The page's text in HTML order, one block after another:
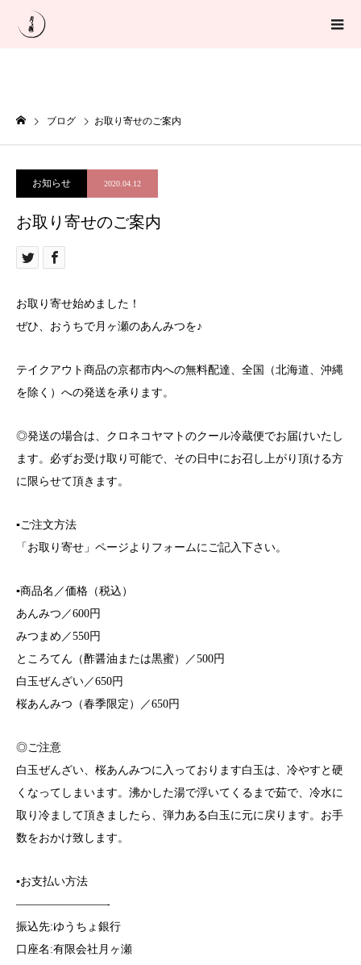
ブログ お取り寄せのご案内
お知らせ 2020.04.12
お取り寄せのご案内
お取り寄せ始めました！
ぜひ、おうちで月ヶ瀬のあんみつを♪
テイクアウト商品の京都市内への無料配達、全国（北海道、沖縄
を除く）への発送を承ります。
◎発送の場合は、クロネコヤマトのクール冷蔵便でお届けいたし
ます。必ずお受け取り可能で、その日中にお召し上がり頂ける方
に限らせて頂きます。
▪️ご注文方法
「お取り寄せ」ページよりフォームにご記入下さい。
▪️商品名／価格（税込）
あんみつ／600円
みつまめ／550円
ところてん（酢醤油または黒蜜）／500円
白玉ぜんざい／650円
桜あんみつ（春季限定）／650円
◎ご注意
白玉ぜんざい、桜あんみつに入っております白玉は、冷やすと硬
くなってしまいます。沸かした湯で浮いてくるまで茹で、冷水に
取り冷まして頂きましたら、弾力ある白玉に元に戻ります。お手
数をおかけ致します。
▪️お支払い方法
————————-
振込先:ゆうちょ銀行
口座名:有限会社月ヶ瀬